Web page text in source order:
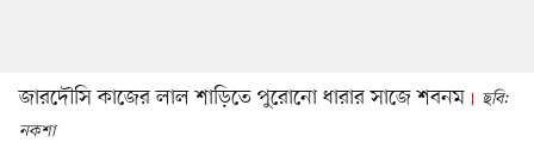
জারদৌসি কাজের লাল শাড়িতে পুরোনো ধারার সাজে শবনম
ছবি:
নকশা